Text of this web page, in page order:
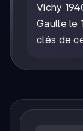
Vichy
Gaulle le
clés de